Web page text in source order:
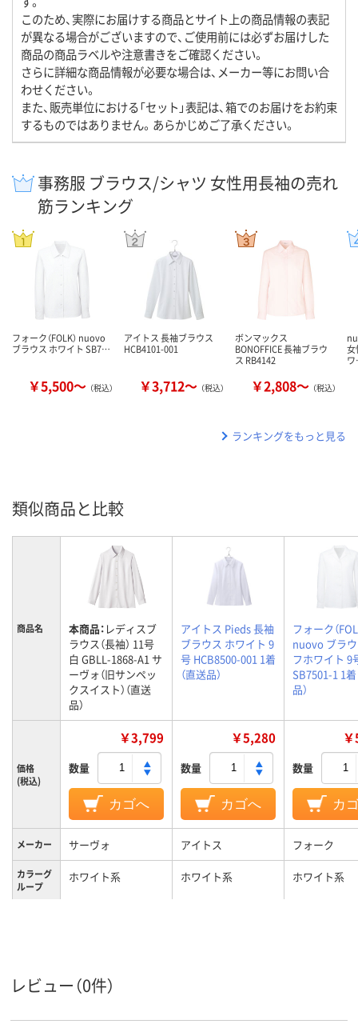
このため、実際にお届けする商品とサイト上の商品情報の表記
が異なる場合がございますので、ご使用前には必ずお届けした
商品の商品ラベルや注意書きをご確認ください。
さらに詳細な商品情報が必要な場合は、メーカー等にお問い合
わせください。
また、販売単位における「セット」表記は、箱でのお届けをお約束
するものではありません。あらかじめご了承ください。
事務服 ブラウス/シャツ 女性用長袖の売れ
筋ランキング
フォーク（FOLK） nuovo
ブラウス ホワイト SB7…
￥5,500～ （税込）
アイトス 長袖ブラウス
HCB4101-001
￥3,712～ （税込）
ボンマックス
BONOFFICE 長袖ブラウ
ス RB4142
￥2,808～ （税込）
女
ランキングをもっと見る
類似商品と比較
商品名 本商品： レディスブ
ラウス（長袖） 11号
白 GBLL-1868-A1 サ
ーヴォ（旧サンペッ
クスイスト）（直送
品）
アイトス Pieds 長袖
ブラウス ホワイト 9
号 HCB8500-001 1着
（直送品）
フォーク（
nuovo ブラ
フホワイト 9
SB7501-1 1着
品）
価格
(税込)
￥3,799
数量
カゴへ
￥5,280
数量
カゴへ
数量
カ
メーカー サーヴォ アイトス フォーク
カラーグ
ループ
ホワイト系 ホワイト系 ホワイト系
レビュー（0件）